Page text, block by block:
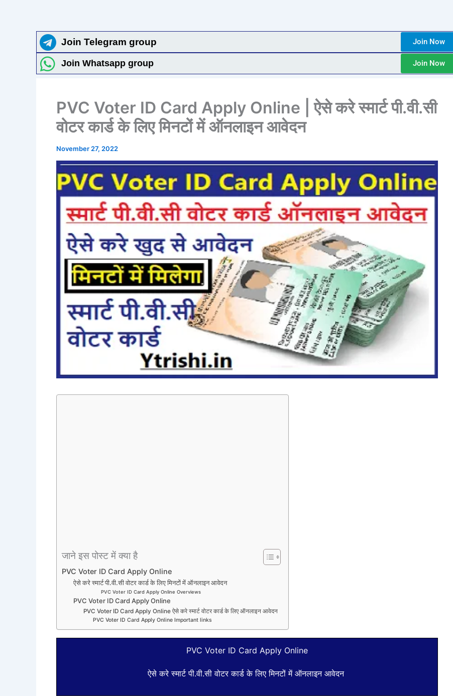
Join Telegram group Join Now
Join Whatsapp group Join Now
PVC Voter ID Card Apply Online | ऐसे करे स्मार्ट पी.वी.सी
वोटर कार्ड के लिए मिनटों में ऑनलाइन आवेदन
November 27, 2022
जाने इस पोस्ट में क्या है
PVC Voter ID Card Apply Online
ऐसे करे स्मार्ट पी.वी.सी वोटर कार्ड के लिए मिनटों में ऑनलाइन आवेदन
PVC Voter ID Card Apply Online Overviews
PVC Voter ID Card Apply Online
PVC Voter ID Card Apply Online ऐसे करे स्मार्ट वोटर कार्ड के लिए ऑनलाइन आवेदन
PVC Voter ID Card Apply Online Important links
PVC Voter ID Card Apply Online
ऐसे करे स्मार्ट पी.वी.सी वोटर कार्ड के लिए मिनटों में ऑनलाइन आवेदन